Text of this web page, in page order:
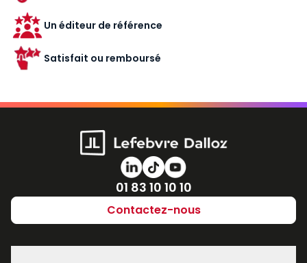
Un éditeur de référence
Satisfait ou remboursé
Numéro de téléphone
01 83 10 10 10
Contactez-nous